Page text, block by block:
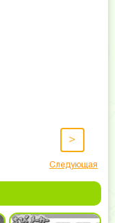
>
Следующая